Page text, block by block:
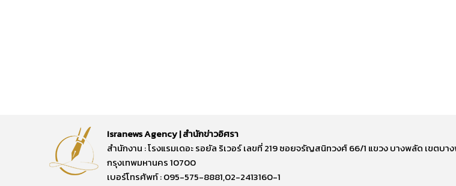
Isranews Agency | สำนักข่าวอิศรา
สำนักงาน : โรงแรมเดอะ รอยัล ริเวอร์ เลขที่ 219 ซอยจรัญสนิทวงศ์ 66/1 แขวง บางพลัด เขตบา
กรุงเทพมหานคร 10700
เบอร์โทรศัพท์ : 095-575-8881,02-2413160-1